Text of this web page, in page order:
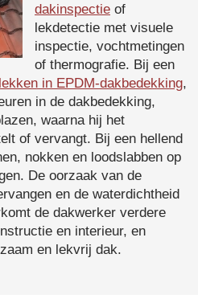
dakinspectie of
lekdetectie met visuele
inspectie, vochtmetingen
of thermografie. Bij een
lekken in EPDM-dakbedekking,
in de dakbedekking,
waarna hij het
of vervangt. Bij een hellend
nokken en loodslabben op
De oorzaak van de
en de waterdichtheid
de dakwerker verdere
en interieur, en
en lekvrij dak.